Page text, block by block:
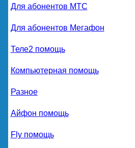
Для абонентов МТС
Для абонентов Мегафон
Теле2 помощь
Компьютерная помощь
Разное
Айфон помощь
Fly помощь